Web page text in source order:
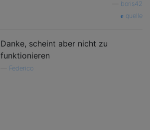
boris42
quelle
Danke, scheint aber nicht zu
funktionieren
Federico